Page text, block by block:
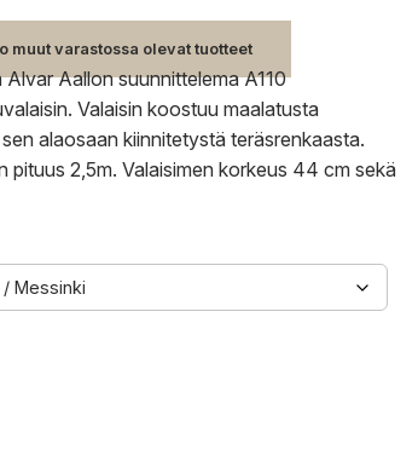
muut varastossa olevat tuotteet
Aallon suunnittelema A110
Valaisin koostuu maalatusta
alaosaan kiinnitetystä teräsrenkaasta.
pituus 2,5m. Valaisimen korkeus 44 cm sekä